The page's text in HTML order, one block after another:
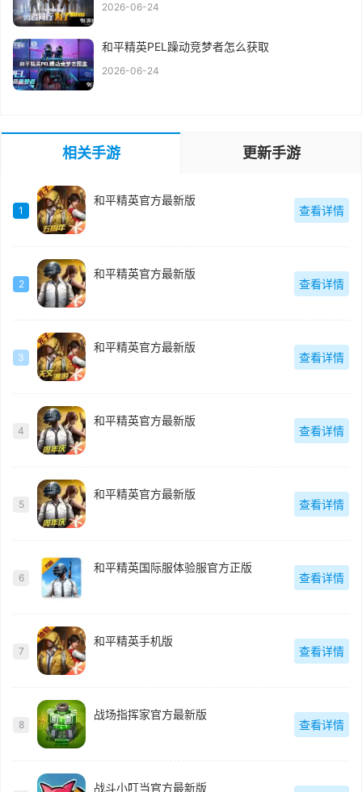
2026-06-24
和平精英PEL躁动竞梦者怎么获取
2026-06-24
相关手游 更新手游
1
和平精英官方最新版
查看详情
2
和平精英官方最新版
查看详情
3
和平精英官方最新版
查看详情
4
和平精英官方最新版
查看详情
5
和平精英官方最新版
查看详情
6
和平精英国际服体验服官方正版
查看详情
7
和平精英手机版
查看详情
8
战场指挥家官方最新版
查看详情
战斗小叮当官方最新版